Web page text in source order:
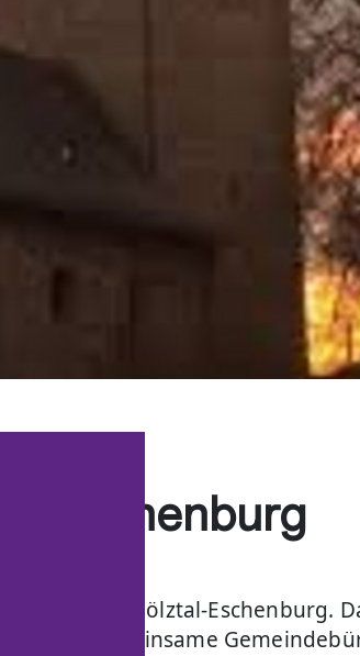
Eschenburg
Dietzhölztal-Eschenburg.
Das gemeinsame